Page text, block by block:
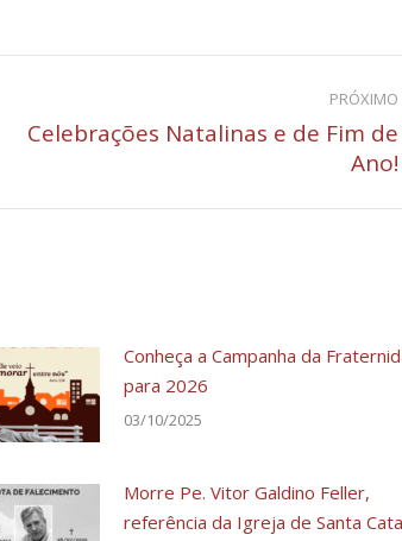
PRÓXIMO
PróximoCelebrações Natalinas e de Fim de
Ano!
Conheça a Campanha da
para 2026
03/10/2025
Morre Pe. Vitor Galdino Feller,
referência da Igreja de Santa